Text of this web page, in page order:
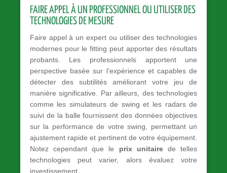
FAIRE APPEL À UN PROFESSIONNEL OU UTILISER DES
TECHNOLOGIES DE MESURE
Faire appel à un expert ou utiliser des technologies
modernes pour le fitting peut apporter des résultats
probants. Les professionnels apportent une
perspective basée sur l’expérience et capables de
détecter des subtilités améliorant votre jeu de
manière significative. Par ailleurs, des technologies
comme les simulateurs de swing et les radars de
suivi de la balle fournissent des données objectives
sur la performance de votre swing, permettant un
ajustement rapide et pertinent de votre équipement.
Notez cependant que le prix unitairede telles
technologies peut varier, alors évaluez votre
investissement.